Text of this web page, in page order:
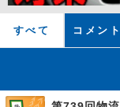
すべて コメント